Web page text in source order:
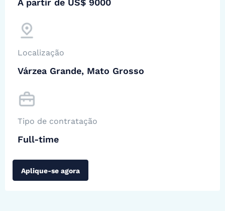
A partir de US$ 9000
Localização
Várzea Grande, Mato Grosso
Tipo de contratação
Full-time
Aplique-se agora